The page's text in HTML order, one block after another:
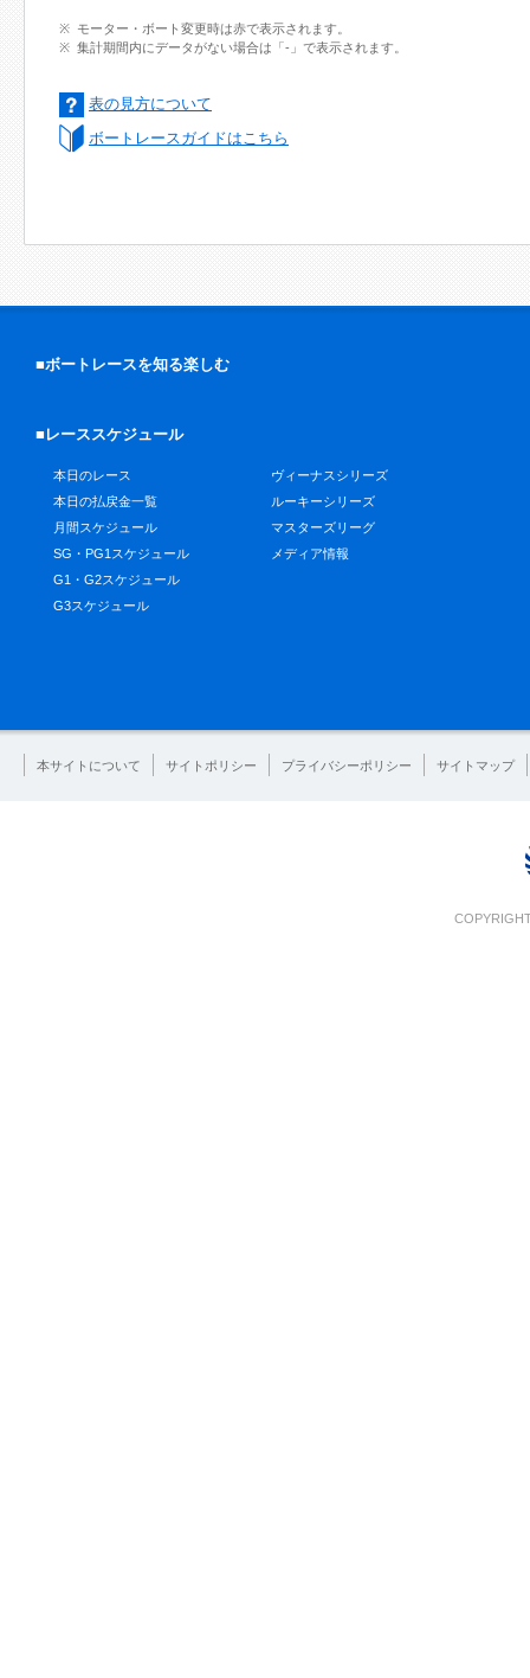
モーター・ボート変更時は赤で表示されます。
集計期間内にデータがない場合は「-」で表示されます。
表の見方について
ボートレースガイドはこちら
■ボートレースを知る楽しむ
■レーススケジュール
本日のレース
本日の払戻金一覧
月間スケジュール
SG・PG1スケジュール
G1・G2スケジュール
G3スケジュール
ヴィーナスシリーズ
ルーキーシリーズ
マスターズリーグ
メディア情報
本サイトについて サイトポリシー プライバシーポリシー サイトマップ